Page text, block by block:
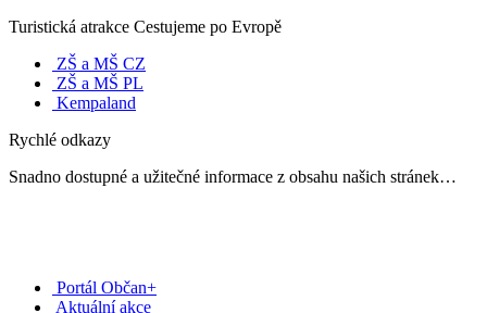
Turistická atrakce Cestujeme po Evropě
ZŠ a MŠ CZ
ZŠ a MŠ PL
Kempaland
Rychlé odkazy
Snadno dostupné a užitečné informace z obsahu našich stránek…
Portál Občan+
Aktuální akce